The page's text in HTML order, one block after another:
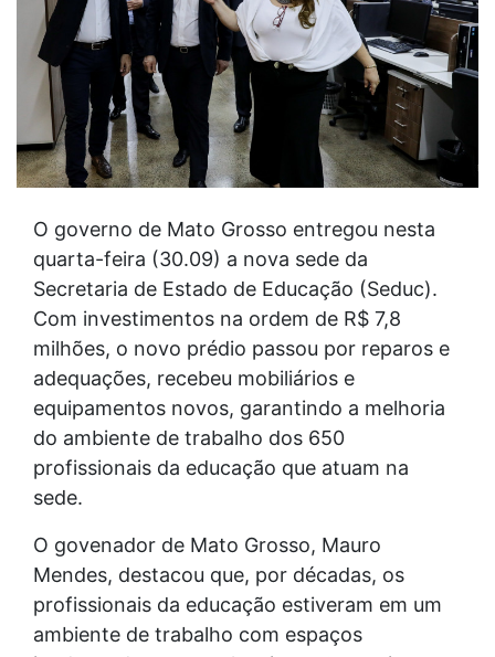
O governo de Mato Grosso entregou nesta
quarta-feira (30.09) a nova sede da
Secretaria de Estado de Educação (Seduc).
Com investimentos na ordem de R$ 7,8
milhões, o novo prédio passou por reparos e
adequações, recebeu mobiliários e
equipamentos novos, garantindo a melhoria
do ambiente de trabalho dos 650
profissionais da educação que atuam na
sede.
O govenador de Mato Grosso, Mauro
Mendes, destacou que, por décadas, os
profissionais da educação estiveram em um
ambiente de trabalho com espaços